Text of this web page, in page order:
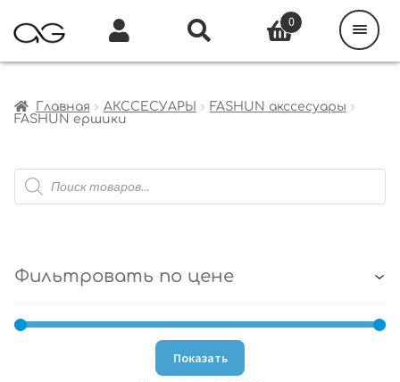
Главная АКССЕСУАРЫ
FASHUN акссесуары
FASHUN ершики
Поиск
товаров
Фильтровать по цене
Показать
0